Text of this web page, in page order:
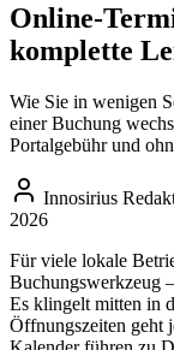
Online-
komplette
Wie Sie in wenigen
einer Buchung
Portalgebühr und
Innosirius
2026
Für viele lokale
Buchungswerkzeug
Es klingelt mitten in
Öffnungszeiten geht